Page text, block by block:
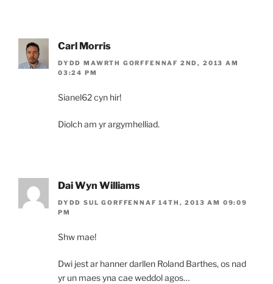
Carl Morris
DYDD MAWRTH GORFFENNAF 2ND, 2013 AM
03:24 PM
Sianel62 cyn hir!
Diolch am yr argymhelliad.
Dai Wyn Williams
DYDD SUL GORFFENNAF 14TH, 2013 AM 09:09
PM
Shw mae!
Dwi jest ar hanner darllen Roland Barthes, os nad
yr un maes yna cae weddol agos…